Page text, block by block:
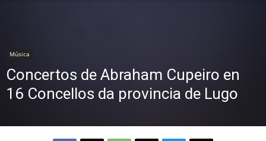
Música
Concertos de Abraham Cupeiro en
16 Concellos da provincia de Lugo